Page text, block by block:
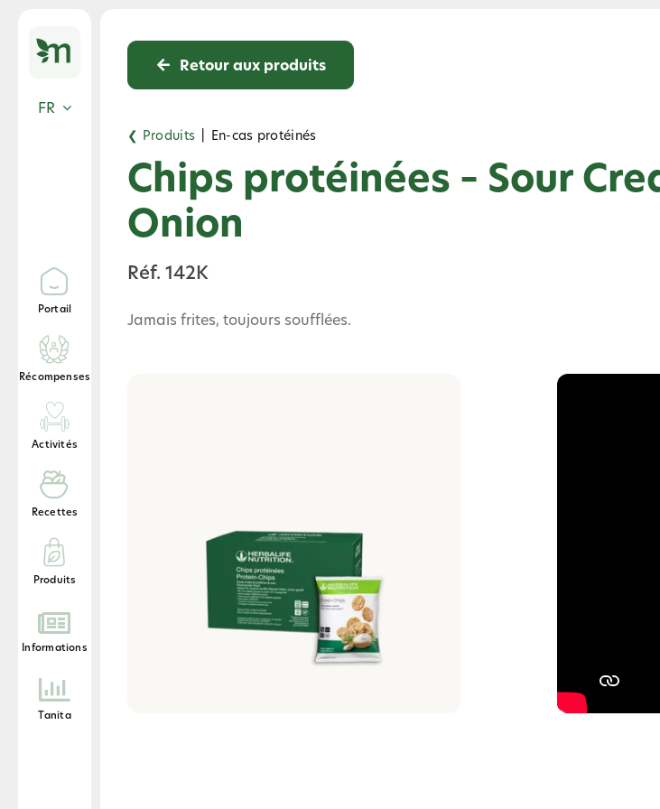
content
FR
Portail
Récompenses
Activités
Recettes
Produits
Informations
Tanita
Retour aux produits
❮ Produits En-cas protéinés
​​Chips protéinées​ – Sour
Onion
Réf. 142K
Jamais frites, toujours soufflées.​